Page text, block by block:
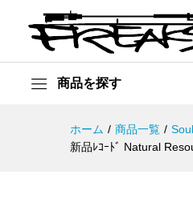
商品を探す
ホーム / 商品一覧 /
新品ﾚｺｰﾄﾞ Natural
EP Pt.
説明